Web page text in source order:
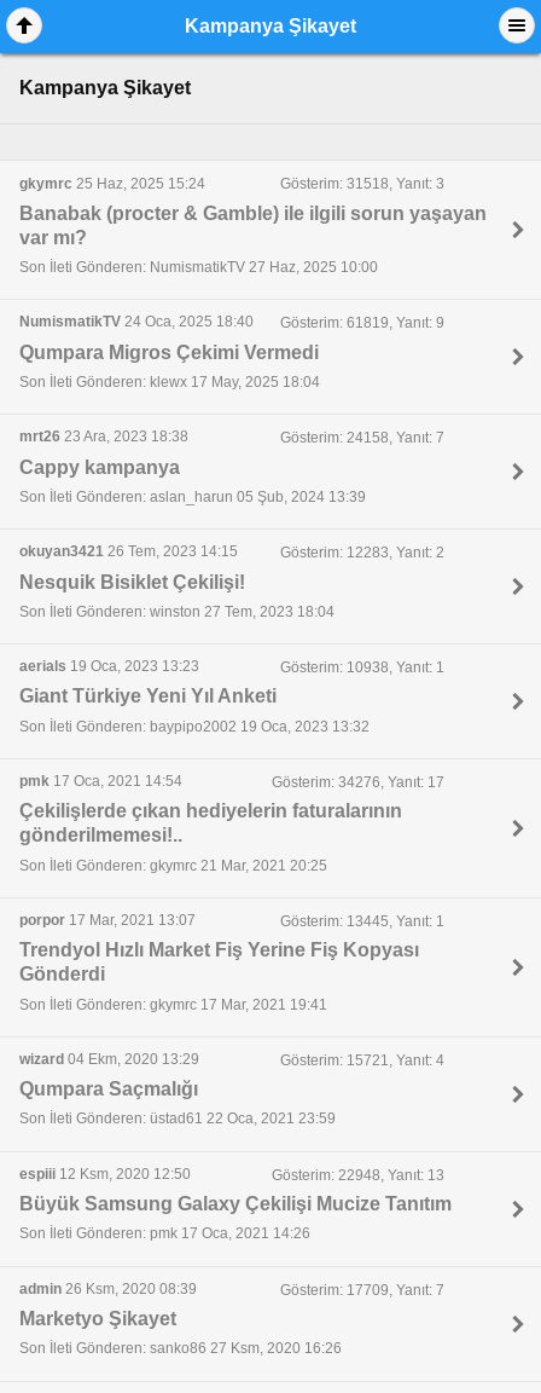
Kampanya Şikayet
Kampanya Şikayet
gkymrc 25 Haz, 2025 15:24 Gösterim: 31518, Yanıt: 3
Banabak (procter & Gamble) ile ilgili sorun yaşayan
var mı?
Son İleti Gönderen: NumismatikTV 27 Haz, 2025 10:00
NumismatikTV 24 Oca, 2025 18:40 Gösterim: 61819, Yanıt: 9
Qumpara Migros Çekimi Vermedi
Son İleti Gönderen: klewx 17 May, 2025 18:04
mrt26 23 Ara, 2023 18:38 Gösterim: 24158, Yanıt: 7
Cappy kampanya
Son İleti Gönderen: aslan_harun 05 Şub, 2024 13:39
okuyan3421 26 Tem, 2023 14:15 Gösterim: 12283, Yanıt: 2
Nesquik Bisiklet Çekilişi!
Son İleti Gönderen: winston 27 Tem, 2023 18:04
aerials 19 Oca, 2023 13:23 Gösterim: 10938, Yanıt: 1
Giant Türkiye Yeni Yıl Anketi
Son İleti Gönderen: baypipo2002 19 Oca, 2023 13:32
pmk 17 Oca, 2021 14:54 Gösterim: 34276, Yanıt: 17
Çekilişlerde çıkan hediyelerin faturalarının
gönderilmemesi!..
Son İleti Gönderen: gkymrc 21 Mar, 2021 20:25
porpor 17 Mar, 2021 13:07 Gösterim: 13445, Yanıt: 1
Trendyol Hızlı Market Fiş Yerine Fiş Kopyası
Gönderdi
Son İleti Gönderen: gkymrc 17 Mar, 2021 19:41
wizard 04 Ekm, 2020 13:29 Gösterim: 15721, Yanıt: 4
Qumpara Saçmalığı
Son İleti Gönderen: üstad61 22 Oca, 2021 23:59
espiii 12 Ksm, 2020 12:50 Gösterim: 22948, Yanıt: 13
Büyük Samsung Galaxy Çekilişi Mucize Tanıtım
Son İleti Gönderen: pmk 17 Oca, 2021 14:26
admin 26 Ksm, 2020 08:39 Gösterim: 17709, Yanıt: 7
Marketyo Şikayet
Son İleti Gönderen: sanko86 27 Ksm, 2020 16:26